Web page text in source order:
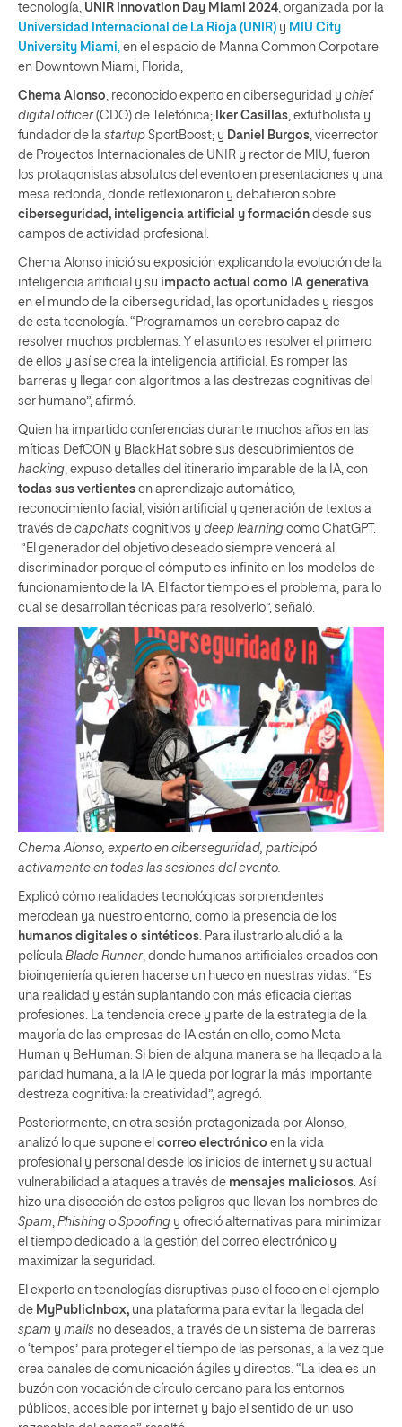
tecnología, UNIR Innovation Day Miami 2024 , organizada por la
Universidad Internacional de La Rioja (UNIR) y MIU City
University Miami en el espacio de Manna Common Corpotare
en Downtown Miami, Florida,
Chema Alonso , reconocido experto en ciberseguridad y chief
digital officer(CDO) de Telefónica; Iker Casillas , exfutbolista y
fundador de la startup SportBoost; y Daniel Burgos , vicerrector
de Proyectos Internacionales de UNIR y rector de MIU, fueron
los protagonistas absolutos del evento en presentaciones y una
mesa redonda, donde reflexionaron y debatieron sobre
ciberseguridad, inteligencia artificial y formación desde sus
campos de actividad profesional.
Chema Alonso inició su exposición explicando la evolución de la
inteligencia artificial y su impacto actual como IA generativa
en el mundo de la ciberseguridad, las oportunidades y riesgos
de esta tecnología. “Programamos un cerebro capaz de
resolver muchos problemas. Y el asunto es resolver el primero
de ellos y así se crea la inteligencia artificial. Es romper las
barreras y llegar con algoritmos a las destrezas cognitivas del
ser humano”, afirmó.
Quien ha impartido conferencias durante muchos años en las
míticas DefCON y BlackHat sobre sus descubrimientos de
hacking , expuso detalles del itinerario imparable de la IA, con
todas sus vertientes en aprendizaje automático,
reconocimiento facial, visión artificial y generación de textos a
través de capchats cognitivos y deep learning como ChatGPT.
”El generador del objetivo deseado siempre vencerá al
discriminador porque el cómputo es infinito en los modelos de
funcionamiento de la IA. El factor tiempo es el problema, para lo
cual se desarrollan técnicas para resolverlo”, señaló.
Chema Alonso, experto en ciberseguridad, participó
activamente en todas las sesiones del evento.
Explicó cómo realidades tecnológicas sorprendentes
merodean ya nuestro entorno, como la presencia de los
humanos digitales o sintéticos. Para ilustrarlo aludió a la
película Blade Runner, donde humanos artificiales creados con
bioingeniería quieren hacerse un hueco en nuestras vidas. “Es
una realidad y están suplantando con más eficacia ciertas
profesiones. La tendencia crece y parte de la estrategia de la
mayoría de las empresas de IA están en ello, como Meta
Human y BeHuman. Si bien de alguna manera se ha llegado a la
paridad humana, a la IA le queda por lograr la más importante
destreza cognitiva: la creatividad”, agregó.
Posteriormente, en otra sesión protagonizada por Alonso,
analizó lo que supone el correo electrónico en la vida
profesional y personal desde los inicios de internet y su actual
vulnerabilidad a ataques a través de mensajes maliciosos. Así
hizo una disección de estos peligros que llevan los nombres de
Spam, Phishing o Spoofing y ofreció alternativas para minimizar
el tiempo dedicado a la gestión del correo electrónico y
maximizar la seguridad.
El experto en tecnologías disruptivas puso el foco en el ejemplo
de MyPublicInbox, una plataforma para evitar la llegada del
spam y mails no deseados, a través de un sistema de barreras
o ‘tempos’ para proteger el tiempo de las personas, a la vez que
crea canales de comunicación ágiles y directos. “La idea es un
buzón con vocación de círculo cercano para los entornos
públicos, accesible por internet y bajo el sentido de un uso